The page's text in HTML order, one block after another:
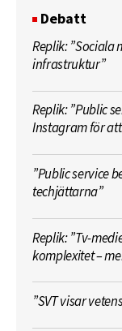
Debatt
Replik: ”Sociala
infrastruktur”
Replik: ”Public
Instagram för
”Public service
techjättarna”
Replik: ”Tv-
komplexitet –
”SVT visar